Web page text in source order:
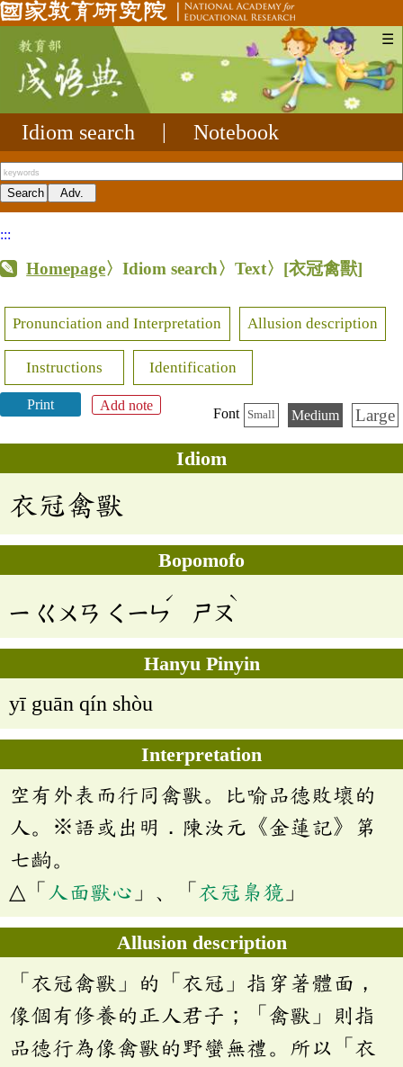
☰
Idiom search Notebook
:::
Homepage〉Idiom search〉Text〉 [衣冠禽獸]
Pronunciation and Interpretation Allusion description
Instructions Identification
Print Add note
Font Small Medium Large
Idiom
衣冠禽獸
Bopomofo
ㄧ ㄍㄨㄢ ㄑㄧㄣ
ˊ
ㄕㄡ
ˋ
Hanyu Pinyin
yī guān qín shòu
Interpretation
空有外表而行同禽獸。比喻品德敗壞的
人。※語或出明．陳汝元《金蓮記》第
七齣。
△「 人面獸心 」、「 衣冠梟獍 」
Allusion description
「衣冠禽獸」的「衣冠」指穿著體面，
像個有修養的正人君子；「禽獸」則指
品德行為像禽獸的野蠻無禮。所以「衣